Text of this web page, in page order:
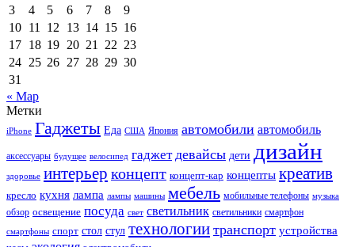
3
4 5 6 7 8
9
10 11 12 13 14 15 16
17 18 19 20 21 22 23
24 25 26 27 28 29 30
31
« Мар
Метки
iPhone Гаджеты Еда США Япония автомобили автомобиль
аксессуары будущее велосипед гаджет девайсы дети дизайн
здоровье интерьер концепт концепт-кар концепты креатив
кресло кухня лампа лампы машины мебель мобильные телефоны музыка
обзор освещение посуда свет светильник светильники смартфон
смартфоны спорт стол стул технологии транспорт устройства